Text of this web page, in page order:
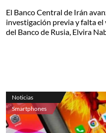
El Banco Central de Irán
investigación previa y falta
del Banco de Rusia, Elvira
Noticias
Smartphones